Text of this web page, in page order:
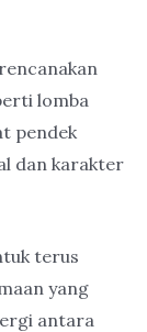
lomba
pendek
dan karakter
terus
yang
antara